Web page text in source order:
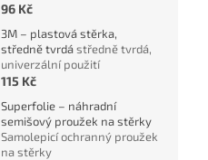
96 Kč
3M – plastová stěrka,
středně tvrdástředně tvrdá,
univerzální použití
115 Kč
Superfolie – náhradní
semišový proužek na stěrky
Samolepicí ochranný proužek
na stěrky